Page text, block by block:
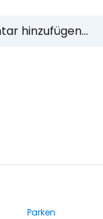
hinzufügen...
Parken